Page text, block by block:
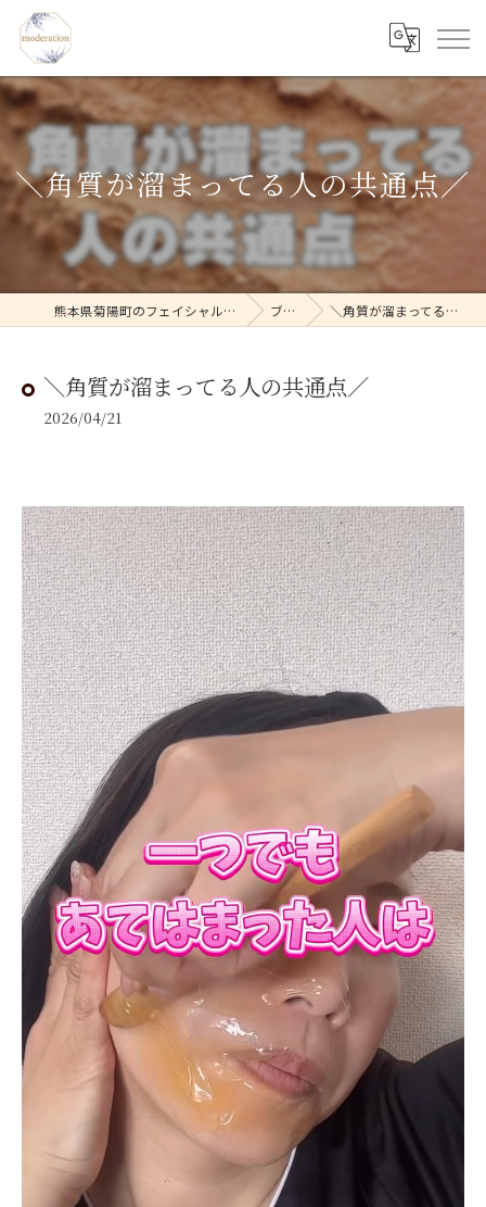
＼角質が溜まってる人の共通点／
熊本県菊陽町のフェイシャルならmoderation ブログ ＼角質が溜まってる人の共通点／
＼角質が溜まってる人の共通点／
2026/04/21